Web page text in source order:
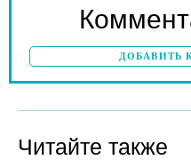
ДОБАВИТЬ
Читайте также